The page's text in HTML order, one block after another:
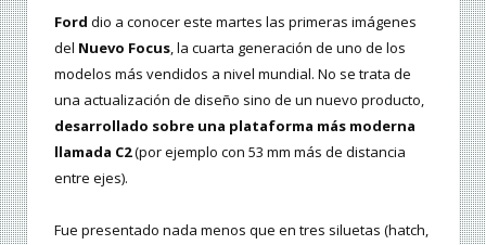
Ford dio a conocer este martes las primeras imágenes
del Nuevo Focus, la cuarta generación de uno de los
modelos más vendidos a nivel mundial. No se trata de
una actualización de diseño sino de un nuevo producto,
desarrollado sobre una plataforma más moderna
llamada C2(por ejemplo con 53 mm más de distancia
entre ejes).
Fue presentado nada menos que en tres siluetas (hatch,